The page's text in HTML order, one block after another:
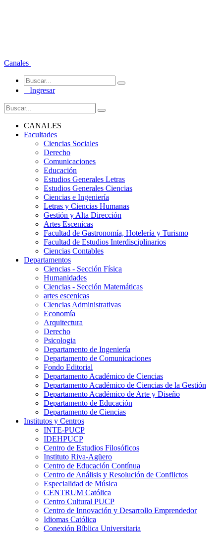
Canales
Ingresar
CANALES
Facultades
Ciencias Sociales
Derecho
Comunicaciones
Educación
Estudios Generales Letras
Estudios Generales Ciencias
Ciencias e Ingeniería
Letras y Ciencias Humanas
Gestión y Alta Dirección
Artes Escenicas
Facultad de Gastronomía, Hotelería y Turismo
Facultad de Estudios Interdisciplinarios
Ciencias Contables
Departamentos
Ciencias - Sección Física
Humanidades
Ciencias - Sección Matemáticas
artes escenicas
Ciencias Administrativas
Economía
Arquitectura
Derecho
Psicologia
Departamento de Ingeniería
Departamento de Comunicaciones
Fondo Editorial
Departamento Académico de Ciencias
Departamento Académico de Ciencias de la Gestión
Departamento Académico de Arte y Diseño
Departamento de Educación
Departamento de Ciencias
Institutos y Centros
INTE-PUCP
IDEHPUCP
Centro de Estudios Filosóficos
Instituto Riva-Agüero
Centro de Educación Contínua
Centro de Análisis y Resolución de Conflictos
Especialidad de Música
CENTRUM Católica
Centro Cultural PUCP
Centro de Innovación y Desarrollo Emprendedor
Idiomas Católica
Conexión Bíblica Universitaria